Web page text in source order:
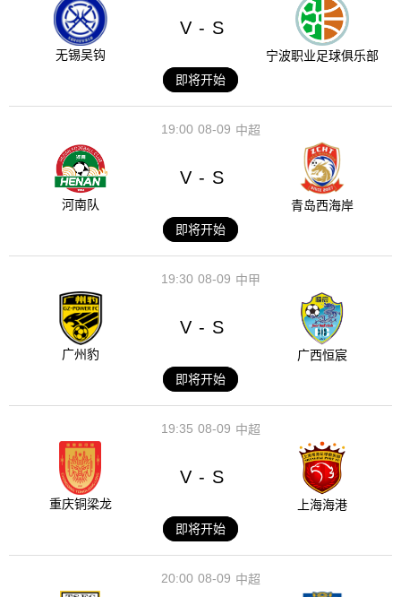
无锡吴钩
V - S
宁波职业足球俱乐部
即将开始
08-09
19:00 中超
河南队
V - S
青岛西海岸
即将开始
08-09
19:30 中甲
广州豹
V - S
广西恒宸
即将开始
08-09
19:35 中超
重庆铜梁龙
V - S
上海海港
即将开始
08-09
20:00 中超